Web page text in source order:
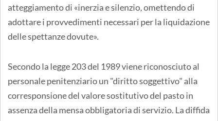
atteggiamento di «inerzia e silenzio, omettendo di
adottare i provvedimenti necessari per la liquidazione
delle spettanze dovute».
Secondo la legge 203 del 1989 viene riconosciuto al
personale penitenziario un "diritto soggettivo" alla
corresponsione del valore sostitutivo del pasto in
assenza della mensa obbligatoria di servizio. La diffida